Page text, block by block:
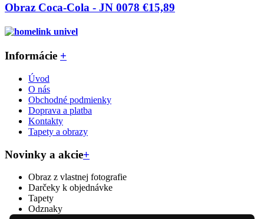
Obraz Coca-Cola - JN 0078 €15,89
Informácie +
Úvod
O nás
Obchodné podmienky
Doprava a platba
Kontakty
Tapety a obrazy
Novinky a akcie+
Obraz z vlastnej fotografie
Darčeky k objednávke
Tapety
Odznaky